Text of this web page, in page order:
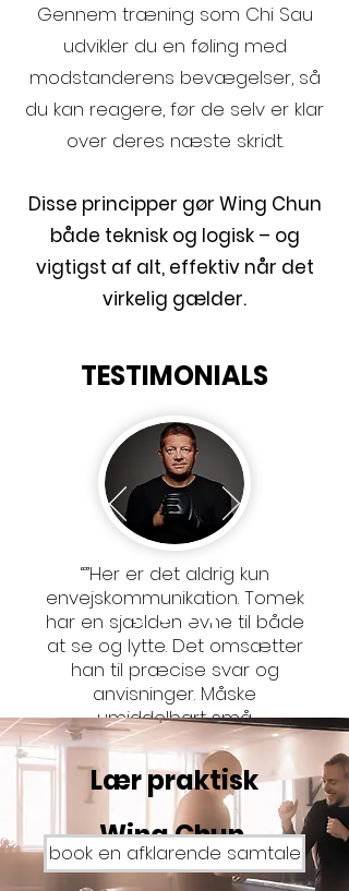
Gennem træning som Chi Sau
udvikler du en føling med
modstanderens bevægelser, så
du kan reagere, før de selv er klar
over deres næste skridt.
Disse principper gør Wing Chun
både teknisk og logisk – og
vigtigst af alt, effektiv når det
virkelig gælder.
TESTIMONIALS
“”Her er det aldrig kun
envejskommunikation. Tomek
har en sjælden evne til både
at se og lytte. Det omsætter
han til præcise svar og
anvisninger. Måske
umiddelbart små
perfektionistiske detaljer. Men
du går aldrig fra en time med
Tomek uden at føle, at du er
blevet meget bedre.”
Kim Bach, vært på Radio24Syv-
programet
Lær praktisk
Wing Chun
book en afklarende samtale